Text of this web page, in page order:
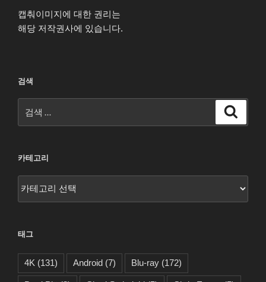
캡춰이미지에 대한 권리는
해당 저작권사에 있습니다.
검색
색:
카테고리
태그
4K (131) Android (7) Blu-ray (172)